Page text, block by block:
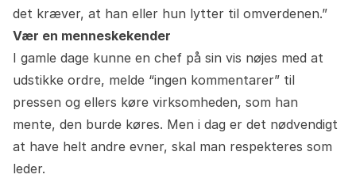
det kræver, at han eller hun lytter til omverdenen.”
Vær en menneskekender
I gamle dage kunne en chef på sin vis nøjes med at
udstikke ordre, melde “ingen kommentarer” til
pressen og ellers køre virksomheden, som han
mente, den burde køres. Men i dag er det nødvendigt
at have helt andre evner, skal man respekteres som
leder.